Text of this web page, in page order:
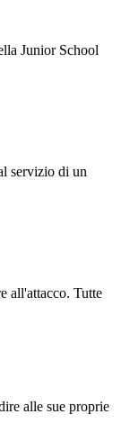
Junior School
servizio di un
all'attacco. Tutte
alle sue proprie